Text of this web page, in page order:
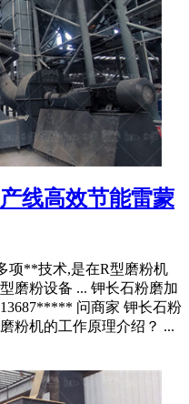
线高效节能雷蒙
项**技术,是在R型磨粉机
磨粉设备 ... 钾长石粉磨加
问商家 钾长石粉
粉机的工作原理介绍？ ...